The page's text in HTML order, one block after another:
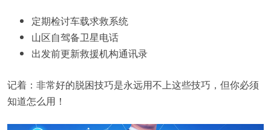
定期检讨车载求救系统
山区自驾备卫星电话
出发前更新救援机构通讯录
记着：非常好的脱困技巧是永远用不上这些技巧，但你必须
知道怎么用！